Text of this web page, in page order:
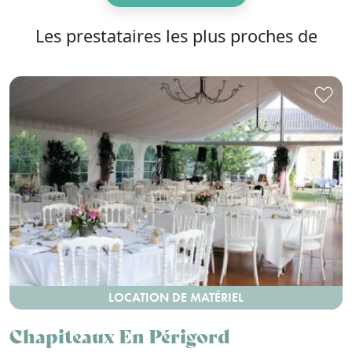
Les prestataires les plus proches de
LOCATION DE MATÉRIEL
Chapiteaux En Périgord